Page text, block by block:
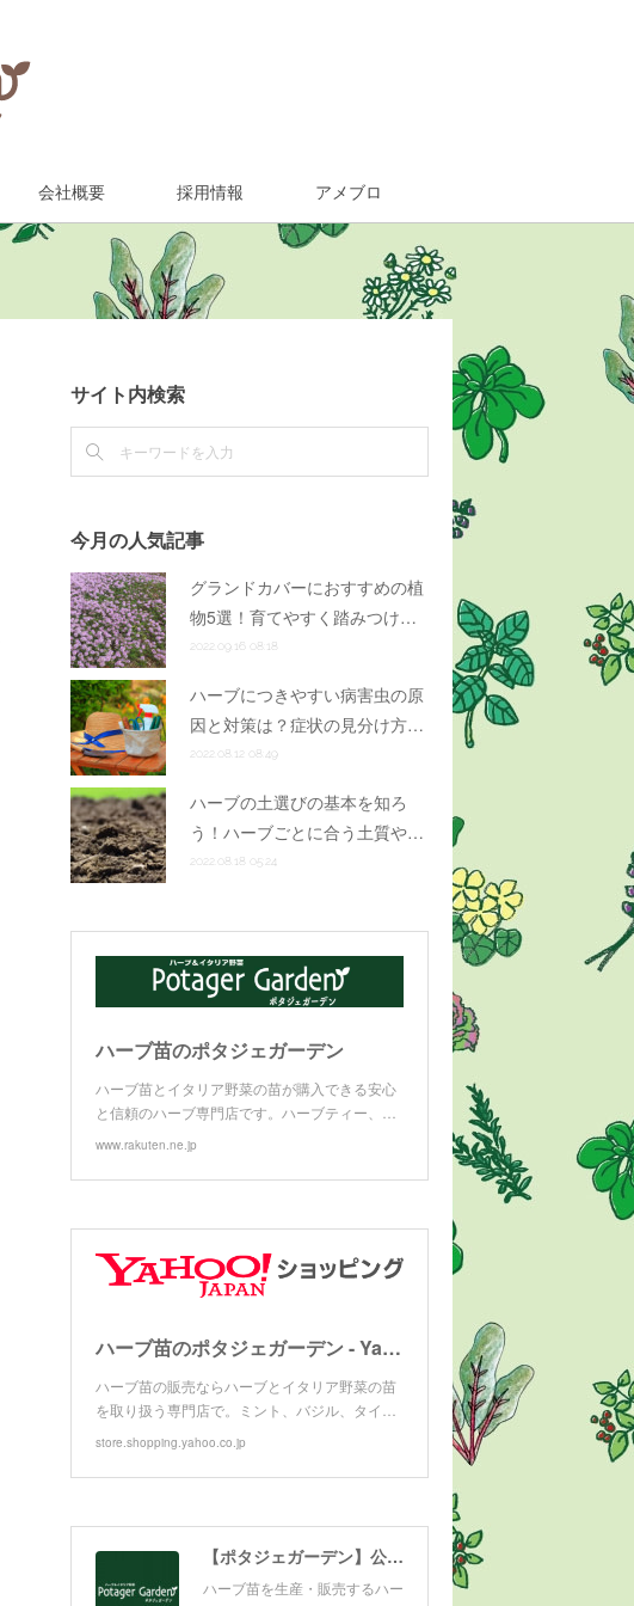
会社概要 採用情報 アメブロ
サイト内検索
今月の人気記事
グランドカバーにおすすめの植
物5選！育てやすく踏みつけ…
2022.09.16 08:18
ハーブにつきやすい病害虫の原
因と対策は？症状の見分け方…
2022.08.12 08:49
ハーブの土選びの基本を知ろ
う！ハーブごとに合う土質や…
2022.08.18 05:24
ハーブ苗のポタジェガーデン
ハーブ苗とイタリア野菜の苗が購入できる安心
と信頼のハーブ専門店です。ハーブティー、…
www.rakuten.ne.jp
ハーブ苗のポタジェガーデン - Yahoo!ショッピング
ハーブ苗の販売ならハーブとイタリア野菜の苗
を取り扱う専門店で。ミント、バジル、タイ…
store.shopping.yahoo.co.jp
【ポタジェガーデン】公式サイト
ハーブ苗を生産・販売するハー